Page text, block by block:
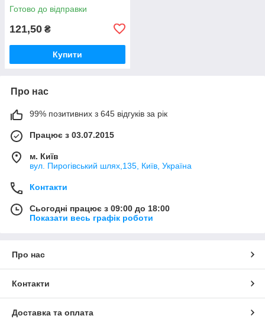
Готово до відправки
121,50 ₴
Купити
Про нас
99% позитивних з 645 відгуків за рік
Працює з 03.07.2015
м. Київ
вул. Пирогівський шлях,135, Київ, Україна
Контакти
Сьогодні працює з 09:00 до 18:00
Показати весь графік роботи
Про нас
Контакти
Доставка та оплата